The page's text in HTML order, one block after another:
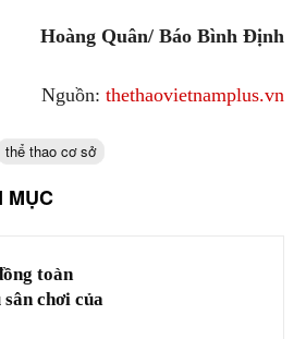
Hoàng Quân/ Báo Bình Định
Nguồn: thethaovietnamplus.vn
thể thao cơ sở
MỤC
toàn
chơi của